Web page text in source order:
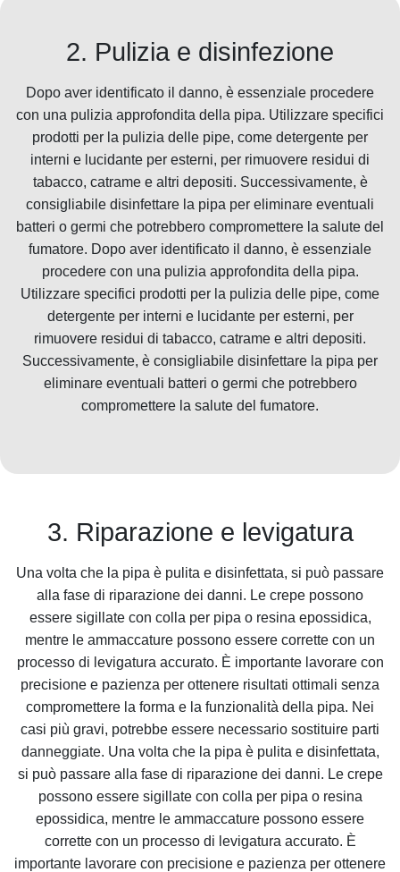
2. Pulizia e disinfezione
Dopo aver identificato il danno, è essenziale procedere
con una pulizia approfondita della pipa. Utilizzare specifici
prodotti per la pulizia delle pipe, come detergente per
interni e lucidante per esterni, per rimuovere residui di
tabacco, catrame e altri depositi. Successivamente, è
consigliabile disinfettare la pipa per eliminare eventuali
batteri o germi che potrebbero compromettere la salute del
fumatore. Dopo aver identificato il danno, è essenziale
procedere con una pulizia approfondita della pipa.
Utilizzare specifici prodotti per la pulizia delle pipe, come
detergente per interni e lucidante per esterni, per
rimuovere residui di tabacco, catrame e altri depositi.
Successivamente, è consigliabile disinfettare la pipa per
eliminare eventuali batteri o germi che potrebbero
compromettere la salute del fumatore.
3. Riparazione e levigatura
Una volta che la pipa è pulita e disinfettata, si può passare
alla fase di riparazione dei danni. Le crepe possono
essere sigillate con colla per pipa o resina epossidica,
mentre le ammaccature possono essere corrette con un
processo di levigatura accurato. È importante lavorare con
precisione e pazienza per ottenere risultati ottimali senza
compromettere la forma e la funzionalità della pipa. Nei
casi più gravi, potrebbe essere necessario sostituire parti
danneggiate. Una volta che la pipa è pulita e disinfettata,
si può passare alla fase di riparazione dei danni. Le crepe
possono essere sigillate con colla per pipa o resina
epossidica, mentre le ammaccature possono essere
corrette con un processo di levigatura accurato. È
importante lavorare con precisione e pazienza per ottenere